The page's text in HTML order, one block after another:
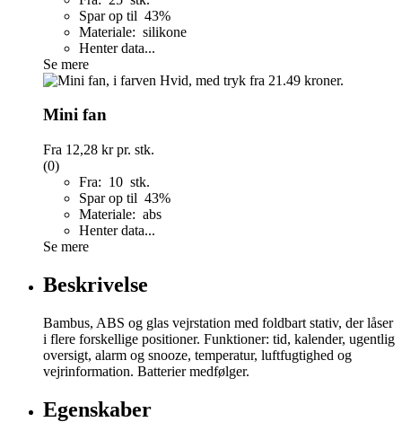
Spar op til 43%
Materiale: silikone
Henter data...
Se mere
Mini fan
Fra 12,28 krpr. stk.
(0)
Fra: 10 stk.
Spar op til 43%
Materiale: abs
Henter data...
Se mere
Beskrivelse
Bambus, ABS og glas vejrstation med foldbart stativ, der låser
i flere forskellige positioner. Funktioner: tid, kalender, ugentlig
oversigt, alarm og snooze, temperatur, luftfugtighed og
vejrinformation. Batterier medfølger.
Egenskaber